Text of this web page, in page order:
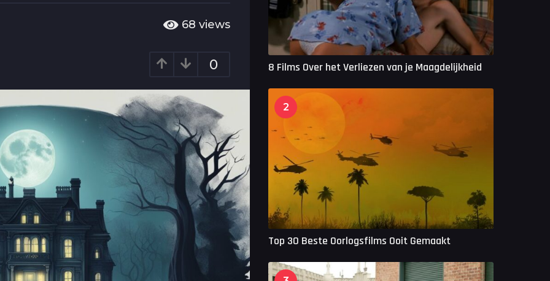
68 views
0 8 Films Over het Verliezen van je Maagdelijkheid
2
Top 30 Beste Oorlogsfilms Ooit Gemaakt